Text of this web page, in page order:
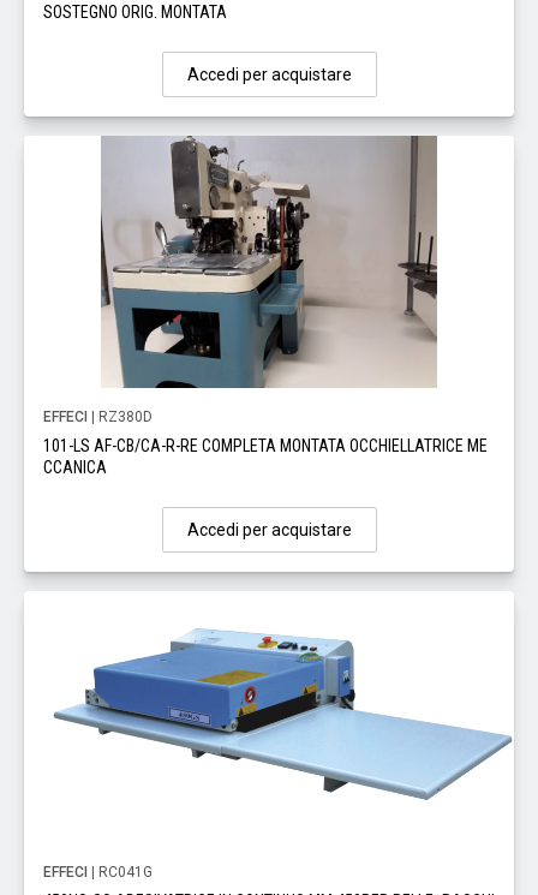
SOSTEGNO ORIG. MONTATA
Accedi per acquistare
EFFECI | RZ380D
101-LS AF-CB/CA-R-RE COMPLETA MONTATA OCCHIELLATRICE ME
CCANICA
Accedi per acquistare
EFFECI | RC041G